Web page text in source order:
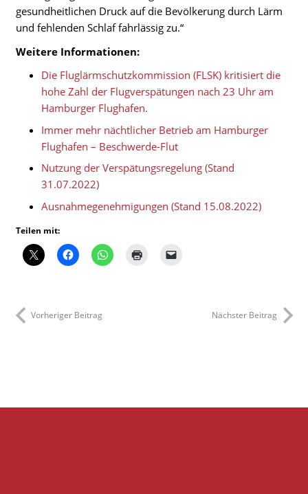
gesundheitlichen Druck auf die Bevölkerung durch Lärm
und fehlenden Schlaf fahrlässig zu.“
Weitere Informationen:
Die Fluglärmschutzkommission (FLSK) kritisiert die
hohe Zahl der Flugverspätungen nach 23 Uhr am
Hamburger Flughafen.
Immer mehr nächtlicher Betrieb am Hamburger
Flughafen – Beschwerde-Flut
Nutzung der Verspätungsregelung (Stand
31.07.2022)
Ausnahmegenehmigungen (Stand 15.08.2022)
Teilen mit:
Vorheriger Beitrag Nächster Beitrag